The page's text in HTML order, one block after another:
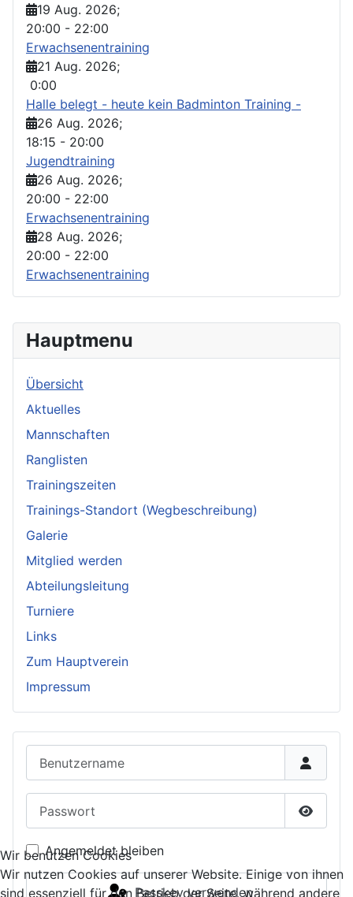
Hauptmenu
Übersicht
Aktuelles
Mannschaften
Ranglisten
Trainingszeiten
Trainings-Standort (Wegbeschreibung)
Galerie
Mitglied werden
Abteilungsleitung
Turniere
Links
Zum Hauptverein
Impressum
19 Aug. 2026;
20:00 - 22:00
Erwachsenentraining
21 Aug. 2026;
0:00
Halle belegt - heute kein Badminton Training -
26 Aug. 2026;
18:15 - 20:00
Jugendtraining
26 Aug. 2026;
20:00 - 22:00
Erwachsenentraining
28 Aug. 2026;
20:00 - 22:00
Erwachsenentraining
Angemeldet bleiben
Passkey verwenden
Wir benutzen Cookies
Wir nutzen Cookies auf unserer Website. Einige von ihnen
sind essenziell für den Betrieb der Seite, während andere